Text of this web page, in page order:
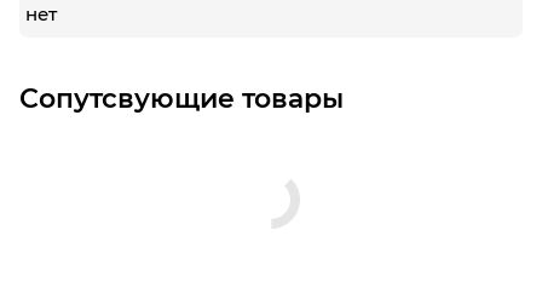
нет
Сопутсвующие товары